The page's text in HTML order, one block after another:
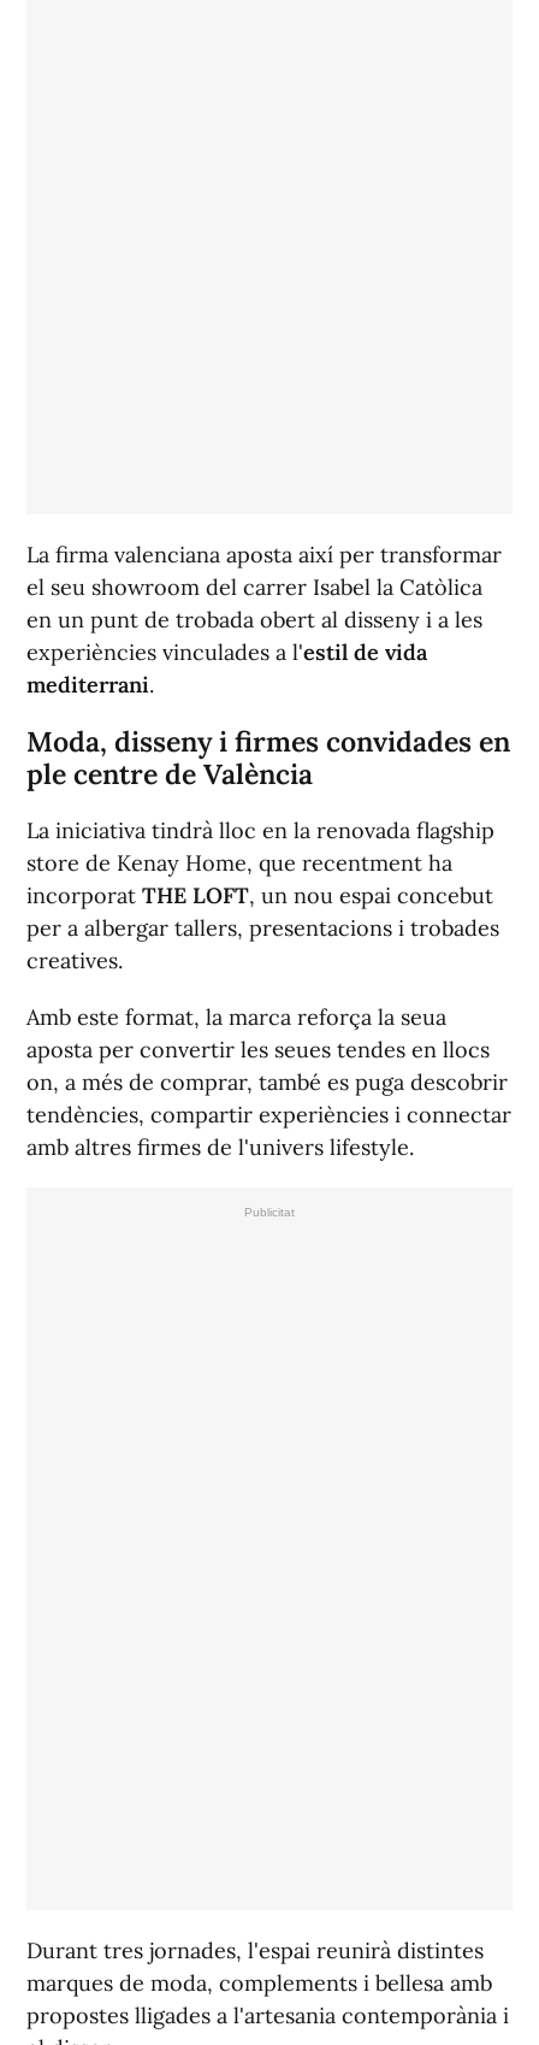
La firma valenciana aposta així per transformar
el seu showroom del carrer Isabel la Catòlica
en un punt de trobada obert al disseny i a les
experiències vinculades a l'estil de vida
mediterrani.
Moda, disseny i firmes convidades en
ple centre de València
La iniciativa tindrà lloc en la renovada flagship
store de Kenay Home, que recentment ha
incorporat THE LOFT, un nou espai concebut
per a albergar tallers, presentacions i trobades
creatives.
Amb este format, la marca reforça la seua
aposta per convertir les seues tendes en llocs
on, a més de comprar, també es puga descobrir
tendències, compartir experiències i connectar
amb altres firmes de l'univers lifestyle.
Durant tres jornades, l'espai reunirà distintes
marques de moda, complements i bellesa amb
propostes lligades a l'artesania contemporània i